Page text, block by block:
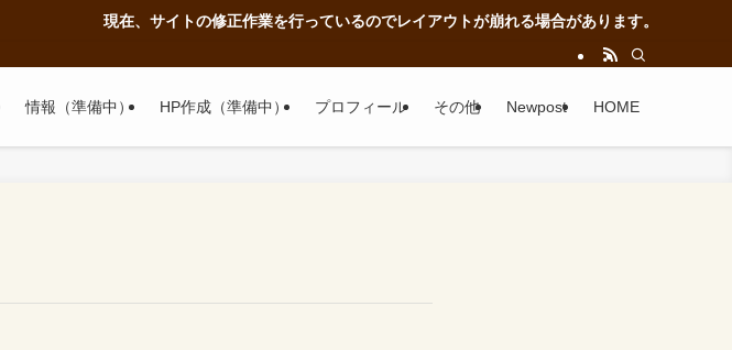
現在、サイトの修正作業を行っているのでレイアウトが崩れる場合があります。
情報（準備中） HP作成（準備中） プロフィール その他 Newpost HOME